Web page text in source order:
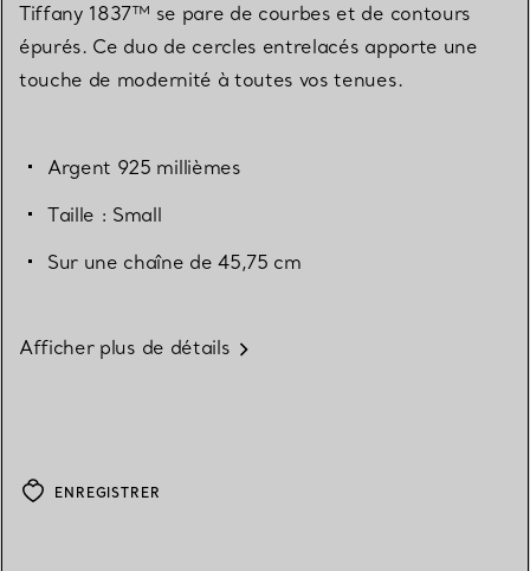
Tiffany 1837™ se pare de courbes et de contours
épurés. Ce duo de cercles entrelacés apporte une
touche de modernité à toutes vos tenues.
Argent 925 millièmes
Taille : Small
Sur une chaîne de 45,75 cm
Afficher plus de détails
ENREGISTRER